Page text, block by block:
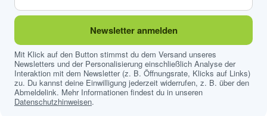
Newsletter anmelden
Mit Klick auf den Button stimmst du dem Versand unseres
Newsletters und der Personalisierung einschließlich Analyse der
Interaktion mit dem Newsletter (z. B. Öffnungsrate, Klicks auf Links)
zu. Du kannst deine Einwilligung jederzeit widerrufen, z. B. über den
Abmeldelink. Mehr Informationen findest du in unseren
Datenschutzhinweisen.